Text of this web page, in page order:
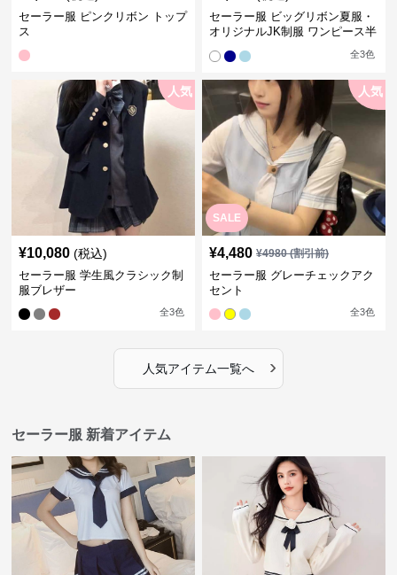
セーラー服 ピンクリボン トップ
ス
セーラー服 ビッグリボン夏服・
オリジナルJK制服 ワンピース半
全3色
人気
¥10,080 (税込)
セーラー服 学生風クラシック制
服ブレザー
全3色
SALE
人気
¥4,480 ¥4980(割引前)
セーラー服 グレーチェックアク
セント
全3色
人気アイテム一覧へ ›
セーラー服 新着アイテム